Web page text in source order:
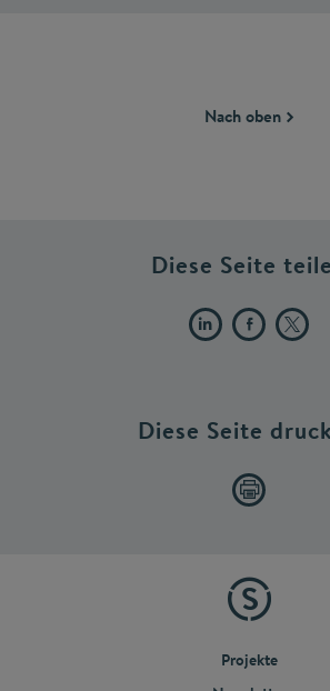
Nach oben
Diese Seite
Diese Seite
Projekte